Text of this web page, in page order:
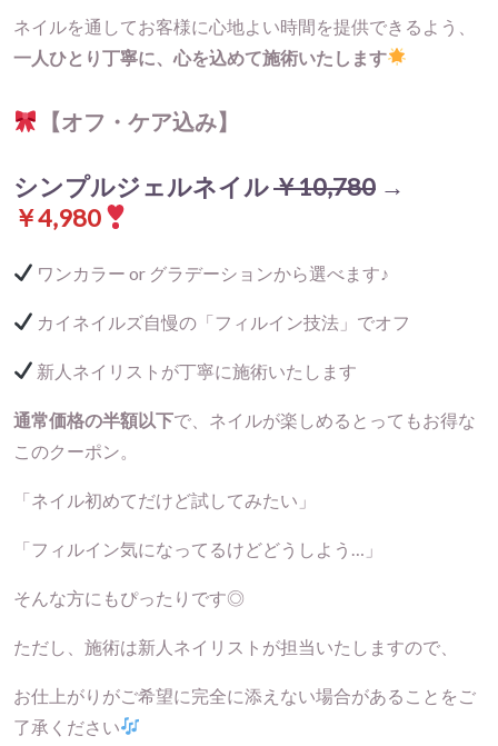
ネイルを通してお客様に心地よい時間を提供できるよう、
一人ひとり丁寧に、心を込めて施術いたします
【オフ・ケア込み】
シンプルジェルネイル￥10,780 →
￥4,980
ワンカラー or グラデーションから選べます♪
カイネイルズ自慢の「フィルイン技法 」でオフ
新人ネイリストが丁寧に施術いたします
通常価格の半額以下で、ネイルが楽しめるとってもお得な
このクーポン。
「ネイル初めてだけど試してみたい」
「フィルイン気になってるけどどうしよう…」
そんな方にもぴったりです◎
ただし、施術は新人ネイリストが担当いたしますので、
お仕上がりがご希望に完全に添えない場合があることをご
了承ください